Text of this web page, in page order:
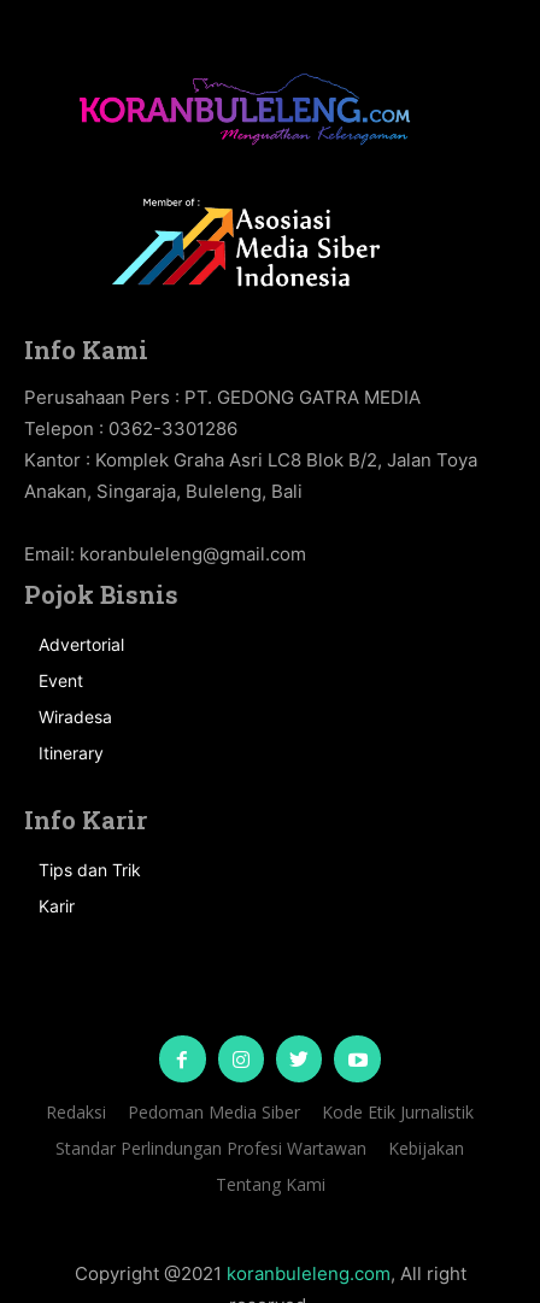
Info Kami
Perusahaan Pers : PT. GEDONG GATRA MEDIA
Telepon : 0362-3301286
Kantor : Komplek Graha Asri LC8 Blok B/2, Jalan Toya
Anakan, Singaraja, Buleleng, Bali
Email: koranbuleleng@gmail.com
Pojok Bisnis
Advertorial
Event
Wiradesa
Itinerary
Info Karir
Tips dan Trik
Karir
Redaksi Pedoman Media Siber
Kode Etik Jurnalistik
Standar Perlindungan Profesi Wartawan
Kebijakan
Tentang Kami
Copyright @2021 koranbuleleng.com, All right